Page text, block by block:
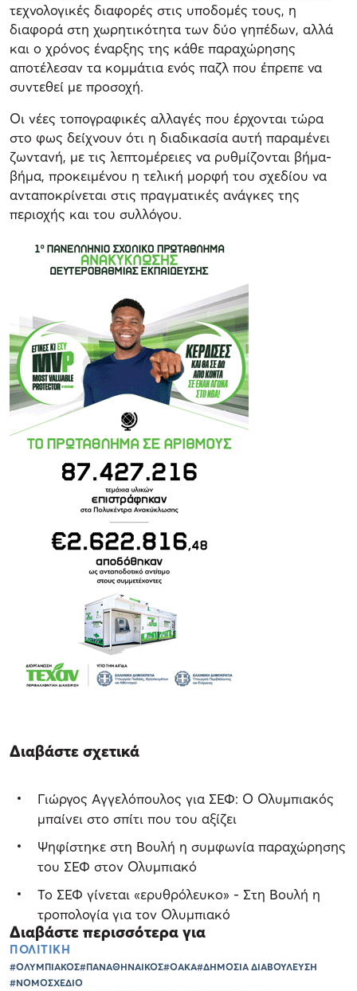
τεχνολογικές διαφορές στις υποδομές τους, η
διαφορά στη χωρητικότητα των δύο γηπέδων, αλλά
και ο χρόνος έναρξης της κάθε παραχώρησης
αποτέλεσαν τα κομμάτια ενός παζλ που έπρεπε να
συντεθεί με προσοχή.
Οι νέες τοπογραφικές αλλαγές που έρχονται τώρα
στο φως δείχνουν ότι η διαδικασία αυτή παραμένει
ζωντανή, με τις λεπτομέρειες να ρυθμίζονται βήμα-
βήμα, προκειμένου η τελική μορφή του σχεδίου να
ανταποκρίνεται στις πραγματικές ανάγκες της
περιοχής και του συλλόγου.
Διαβάστε σχετικά
Γιώργος Αγγελόπουλος για ΣΕΦ: Ο Ολυμπιακός
μπαίνει στο σπίτι που του αξίζει
Ψηφίστηκε στη Βουλή η συμφωνία παραχώρησης
του ΣΕΦ στον Ολυμπιακό
Το ΣΕΦ γίνεται «ερυθρόλευκο» - Στη Βουλή η
τροπολογία για τον Ολυμπιακό
Διαβάστε περισσότερα για
ΠΟΛΙΤΙΚΗ
#ΟΛΥΜΠΙΑΚΟΣ#ΠΑΝΑΘΗΝΑΙΚΟΣ#ΟΑΚΑ#ΔΗΜΟΣΙΑ ΔΙΑΒΟΥΛΕΥΣΗ
#ΝΟΜΟΣΧΕΔΙΟ